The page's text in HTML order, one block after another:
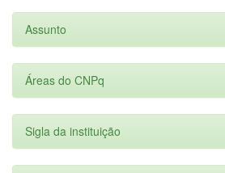
Assunto
Áreas do CNPq
Sigla da instituição